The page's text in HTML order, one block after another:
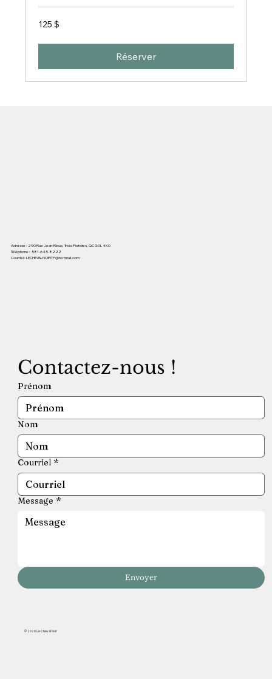
125 dollars
canadiens
125 $
Réserver
Contactez-nous !
Prénom
Nom
Courriel *
Message *
Envoyer
Adresse : 290 Rue Jean-Rioux, Trois-Pistoles, QC G0L 4K0
Téléphone : 581-645-8222
Courriel : LECHEVALNOIRTP@hotmail.com
© 2026 Le Cheval Noir